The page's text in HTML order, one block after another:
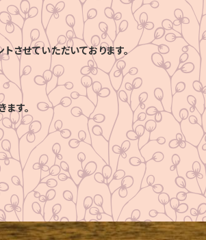
させていただいております。
す。